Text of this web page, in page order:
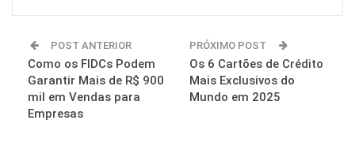
POST ANTERIOR
Como os FIDCs Podem
Garantir Mais de R$ 900
mil em Vendas para
Empresas
PRÓXIMO POST
Os 6 Cartões de Crédito
Mais Exclusivos do
Mundo em 2025